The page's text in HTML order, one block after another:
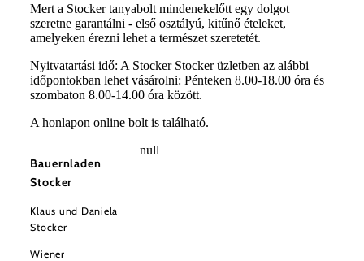
©
Klaus Stocker
Mert a Stocker tanyabolt mindenekelőtt egy dolgot
szeretne garantálni - első osztályú, kitűnő ételeket,
amelyeken érezni lehet a természet szeretetét.
Nyitvatartási idő: A Stocker Stocker üzletben az alábbi
időpontokban lehet vásárolni: Pénteken 8.00-18.00 óra és
szombaton 8.00-14.00 óra között.
A honlapon online bolt is található.
Bauernladen
Stocker
Klaus und Daniela
Stocker
Wiener
null